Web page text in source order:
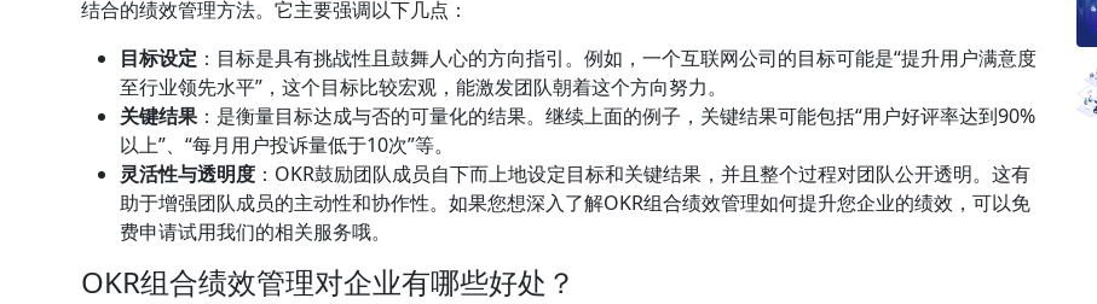
结合的绩效管理方法。它主要强调以下几点：
目标设定 ：目标是具有挑战性且鼓舞人心的方向指引。例如，一个互联网公司的目标可能是“提升用户满意度
至行业领先水平”，这个目标比较宏观，能激发团队朝着这个方向努力。
关键结果 ：是衡量目标达成与否的可量化的结果。继续上面的例子，关键结果可能包括“用户好评率达到90%
以上”、“每月用户投诉量低于10次”等。
灵活性与透明度 ：OKR鼓励团队成员自下而上地设定目标和关键结果，并且整个过程对团队公开透明。这有
助于增强团队成员的主动性和协作性。如果您想深入了解OKR组合绩效管理如何提升您企业的绩效，可以免
费申请试用我们的相关服务哦。
OKR组合绩效管理对企业有哪些好处？